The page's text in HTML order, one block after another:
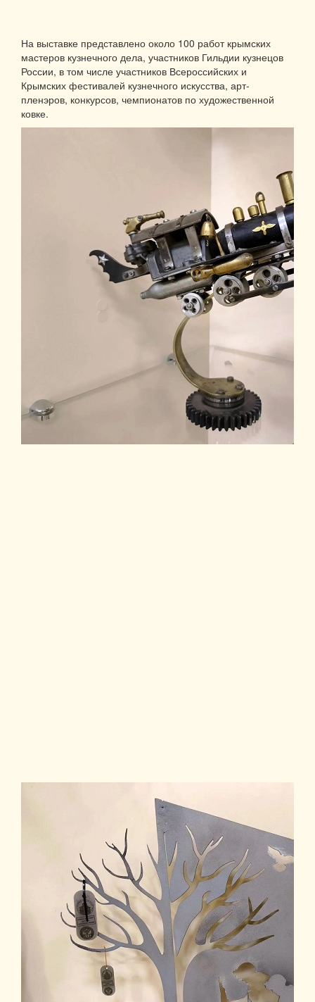
На выставке представлено около 100 работ крымских
мастеров кузнечного дела, участников Гильдии кузнецов
России, в том числе участников Всероссийских и
Крымских фестивалей кузнечного искусства, арт-
пленэров, конкурсов, чемпионатов по художественной
ковке.